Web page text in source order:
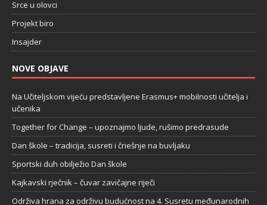
Srce u olovci
Projekt biro
Insajder
NOVE OBJAVE
Na Učiteljskom vijeću predstavljene Erasmus+ mobilnosti učitelja i
učenika
Together for Change – upoznajmo ljude, rušimo predrasude
Dan škole – tradicija, susreti i čriešnje na buvljaku
Sportski duh obilježio Dan škole
Kajkavski rječnik – čuvar zavičajne riječi
Održiva hrana za održivu budućnost na 4. Susretu međunarodnih